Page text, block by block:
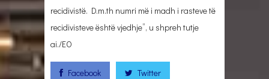
recidivistë. D.m.th numri më i madh i rasteve të
recidivisteve është vjedhje”, u shpreh tutje
ai./EO
Facebook Twitter